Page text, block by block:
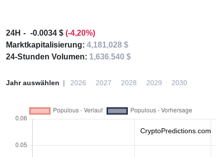
24H -0.0034 $ (-4,20%)
Marktkapitalisierung: 4,181,028 $
24-Stunden Volumen: 1,636.540 $
Jahr auswählen 2026 2027 2028 2029 2030
CryptoPredictions.com